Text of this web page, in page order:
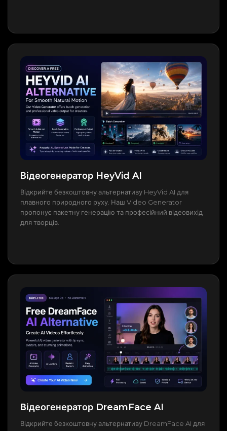
Відеогенератор HeyVid AI
Відкрийте безкоштовну альтернативу HeyVid AI для
плавного природного руху. Наш Video Generator
пропонує пакетну генерацію та професійний відеовихід
для творців.
Відеогенератор DreamFace AI
Відкрийте безкоштовну альтернативу DreamFace AI для